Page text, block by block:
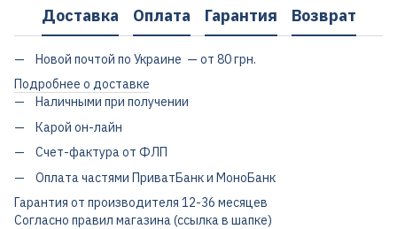
Доставка Оплата Гарантия Возврат
Новой почтой по Украине — от 80 грн.
Подробнее о доставке
Наличными при получении
Карой он-лайн
Счет-фактура от ФЛП
Оплата частями ПриватБанк и МоноБанк
Гарантия от производителя 12-36 месяцев
Согласно правил магазина (ссылка в шапке)